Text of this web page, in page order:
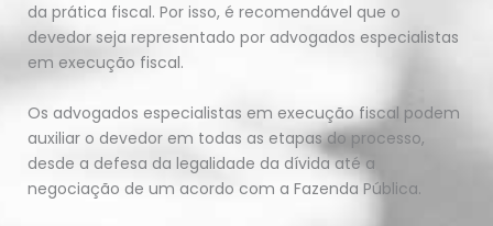
da prática fiscal. Por isso, é recomendável que o
devedor seja representado por advogados especialistas
em execução fiscal.
Os advogados especialistas em execução fiscal podem
auxiliar o devedor em todas as etapas do processo,
desde a defesa da legalidade da dívida até a
negociação de um acordo com a Fazenda Pública.